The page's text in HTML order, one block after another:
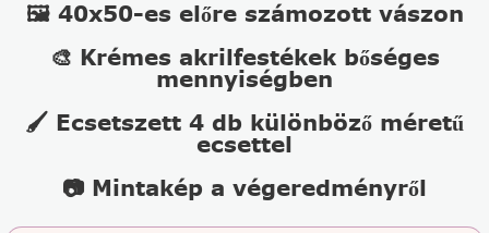
🖼️ 40x50-es előre számozott vászon
🎨 Krémes akrilfestékek bőséges
mennyiségben
🖌️ Ecsetszett 4 db különböző méretű
ecsettel
📷 Mintakép a végeredményről